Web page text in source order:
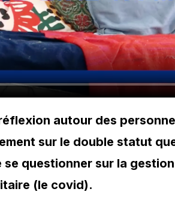
autour des
sur le double statut
questionner sur la gestion
(le covid).